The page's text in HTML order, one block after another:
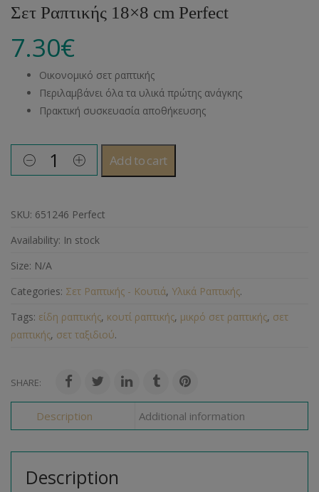
Σετ Ραπτικής 18×8 cm Perfect
7.30€
Οικονομικό σετ ραπτικής
Περιλαμβάνει όλα τα υλικά πρώτης ανάγκης
Πρακτική συσκευασία αποθήκευσης
Add to cart
SKU: 651246 Perfect
Availability: In stock
Size: N/A
Categories: Σετ Ραπτικής - Κουτιά, Υλικά Ραπτικής.
Tags: είδη ραπτικής, κουτί ραπτικής, μικρό σετ ραπτικής, σετ
ραπτικής, σετ ταξιδιού.
SHARE:
Description Additional information
Description